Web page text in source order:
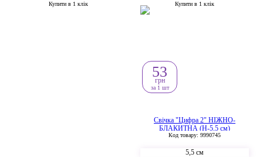
Купити в 1 клік
Купити в 1 клік
Свічка "Цифра 2" НІЖНО-
БЛАКИТНА (Н-5,5 см)
Код товару: 9990745
5,5 см
53
грн
за 1 шт